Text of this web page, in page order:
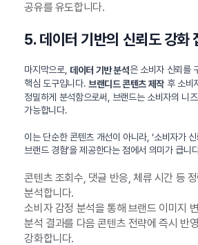
공유를 유도합니다.
5. 데이터 기반의 신뢰도 강화
마지막으로, 데이터 기반 분석은 소비자 신뢰를
핵심 도구입니다. 브랜디드 콘텐츠 제작 후 소비
정밀하게 분석함으로써, 브랜드는 소비자의 니
가능합니다.
이는 단순한 콘텐츠 개선이 아니라, ‘소비자가
브랜드 경험’을 제공한다는 점에서 의미가 큽니
콘텐츠 조회수, 댓글 반응, 체류 시간 등
분석합니다.
소비자 감정 분석을 통해 브랜드 이미지
분석 결과를 다음 콘텐츠 전략에 즉시 반
강화합니다.